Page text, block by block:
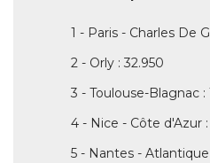
1 - Paris - Charles De
2 - Orly : 32.950
3 - Toulouse-Blagnac :
4 - Nice - Côte d'Azur :
5 - Nantes - Atlantique